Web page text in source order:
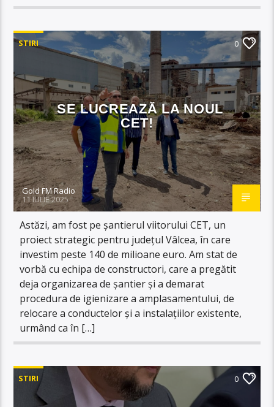
STIRI 0
SE LUCREAZĂ LA NOUL
CET!
Gold FM Radio
11 IULIE 2025
Astăzi, am fost pe șantierul viitorului CET, un
proiect strategic pentru județul Vâlcea, în care
investim peste 140 de milioane euro. Am stat de
vorbă cu echipa de constructori, care a pregătit
deja organizarea de șantier și a demarat
procedura de igienizare a amplasamentului, de
relocare a conductelor și a instalațiilor existente,
urmând ca în […]
STIRI 0